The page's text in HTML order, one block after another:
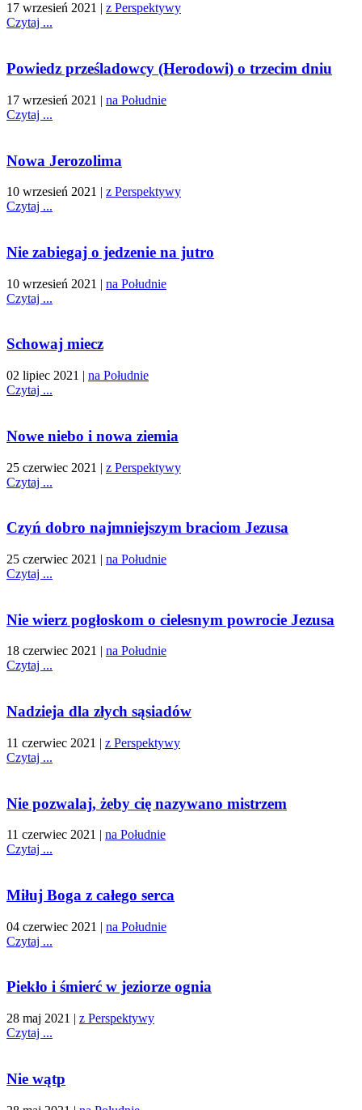
17 wrzesień 2021 | z Perspektywy
Czytaj ...
Powiedz prześladowcy (Herodowi) o trzecim dniu
17 wrzesień 2021 | na Południe
Czytaj ...
Nowa Jerozolima
10 wrzesień 2021 | z Perspektywy
Czytaj ...
Nie zabiegaj o jedzenie na jutro
10 wrzesień 2021 | na Południe
Czytaj ...
Schowaj miecz
02 lipiec 2021 | na Południe
Czytaj ...
Nowe niebo i nowa ziemia
25 czerwiec 2021 | z Perspektywy
Czytaj ...
Czyń dobro najmniejszym braciom Jezusa
25 czerwiec 2021 | na Południe
Czytaj ...
Nie wierz pogłoskom o cielesnym powrocie Jezusa
18 czerwiec 2021 | na Południe
Czytaj ...
Nadzieja dla złych sąsiadów
11 czerwiec 2021 | z Perspektywy
Czytaj ...
Nie pozwalaj, żeby cię nazywano mistrzem
11 czerwiec 2021 | na Południe
Czytaj ...
Miłuj Boga z całego serca
04 czerwiec 2021 | na Południe
Czytaj ...
Piekło i śmierć w jeziorze ognia
28 maj 2021 | z Perspektywy
Czytaj ...
Nie wątp